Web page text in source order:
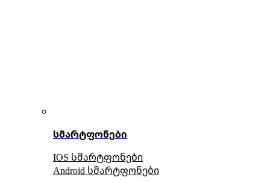
სმარტფონები
IOS სმარტფონები
Android სმარტფონები